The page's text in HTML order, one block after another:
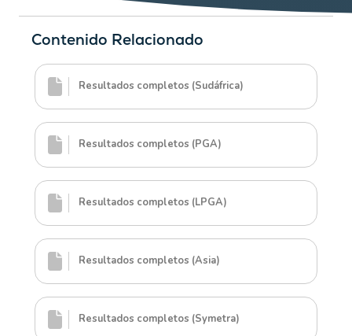
Contenido Relacionado
Resultados completos (Sudáfrica)
Resultados completos (PGA)
Resultados completos (LPGA)
Resultados completos (Asia)
Resultados completos (Symetra)